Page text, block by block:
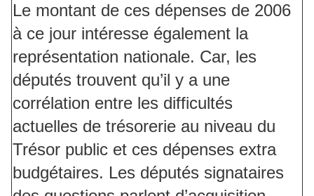
Le montant de ces dépenses de 2006
à ce jour intéresse également la
représentation nationale. Car, les
députés trouvent qu’il y a une
corrélation entre les difficultés
actuelles de trésorerie au niveau du
Trésor public et ces dépenses extra
budgétaires. Les députés signataires